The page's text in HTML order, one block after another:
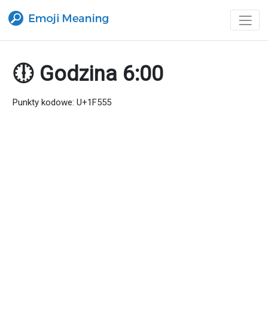
🕕 Godzina 6:00
Punkty kodowe: U+1F555